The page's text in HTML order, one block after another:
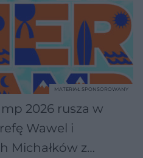
2026 rusza w
Wawel i
Michałków z
MATERIAŁ SPONSOROWANY